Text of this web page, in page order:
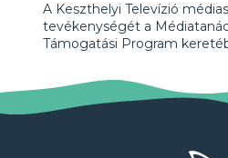
A Keszthelyi Televízió
tevékenységét a
Támogatási Program